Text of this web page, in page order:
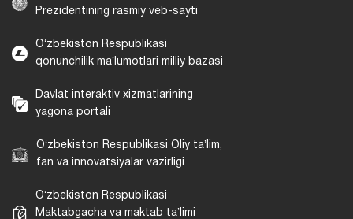
Prezidentining rasmiy veb-sayti
Oʻzbekiston Respublikasi
qonunchilik maʼlumotlari milliy bazasi
Davlat interaktiv xizmatlarining
yagona portali
Oʻzbekiston Respublikasi Oliy taʼlim,
fan va innovatsiyalar vazirligi
Oʻzbekiston Respublikasi
Maktabgacha va maktab taʼlimi